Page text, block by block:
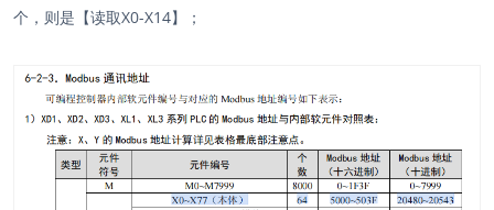
个，则是【读取X0-X14】；